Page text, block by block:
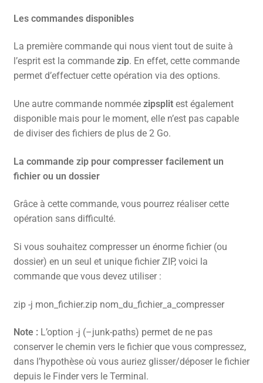
Les commandes disponibles
La première commande qui nous vient tout de suite à
l’esprit est la commande zip. En effet, cette commande
permet d’effectuer cette opération via des options.
Une autre commande nommée zipsplitest également
disponible mais pour le moment, elle n’est pas capable
de diviser des fichiers de plus de 2 Go.
La commande zip pour compresser facilement un
fichier ou un dossier
Grâce à cette commande, vous pourrez réaliser cette
opération sans difficulté.
Si vous souhaitez compresser un énorme fichier (ou
dossier) en un seul et unique fichier ZIP, voici la
commande que vous devez utiliser :
zip -j mon_fichier.zip nom_du_fichier_a_compresser
Note :L’option -j (–junk-paths) permet de ne pas
conserver le chemin vers le fichier que vous compressez,
dans l’hypothèse où vous auriez glisser/déposer le fichier
depuis le Finder vers le Terminal.